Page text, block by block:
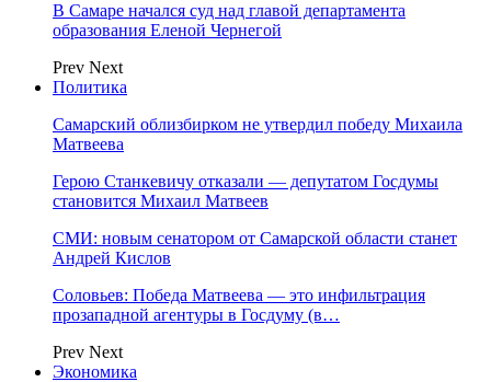
В Самаре начался суд над главой департамента
образования Еленой Чернегой
Prev Next
Политика
Самарский облизбирком не утвердил победу Михаила
Матвеева
Герою Станкевичу отказали — депутатом Госдумы
становится Михаил Матвеев
СМИ: новым сенатором от Самарской области станет
Андрей Кислов
Соловьев: Победа Матвеева — это инфильтрация
прозападной агентуры в Госдуму (в…
Prev Next
Экономика